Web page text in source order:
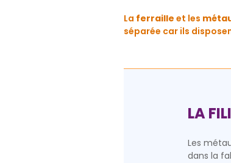
La ferraille et les
séparée car ils
LA
Les
dans la